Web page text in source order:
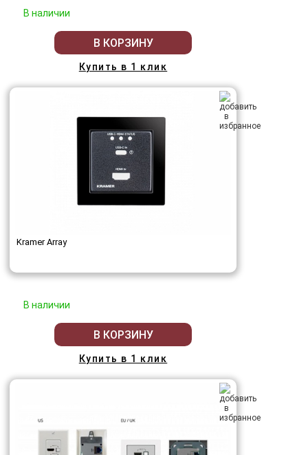
В наличии
В КОРЗИНУ
Купить в 1 клик
Kramer Array
В наличии
В КОРЗИНУ
Купить в 1 клик